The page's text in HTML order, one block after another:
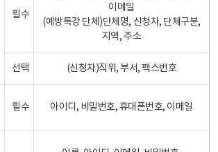
필수
이메일
(예방특강 단체)단체명, 신청자, 단체구분,
지역, 주소
선택 (신청자)직위, 부서, 팩스번호
필수 아이디, 비밀번호, 휴대폰번호, 이메일